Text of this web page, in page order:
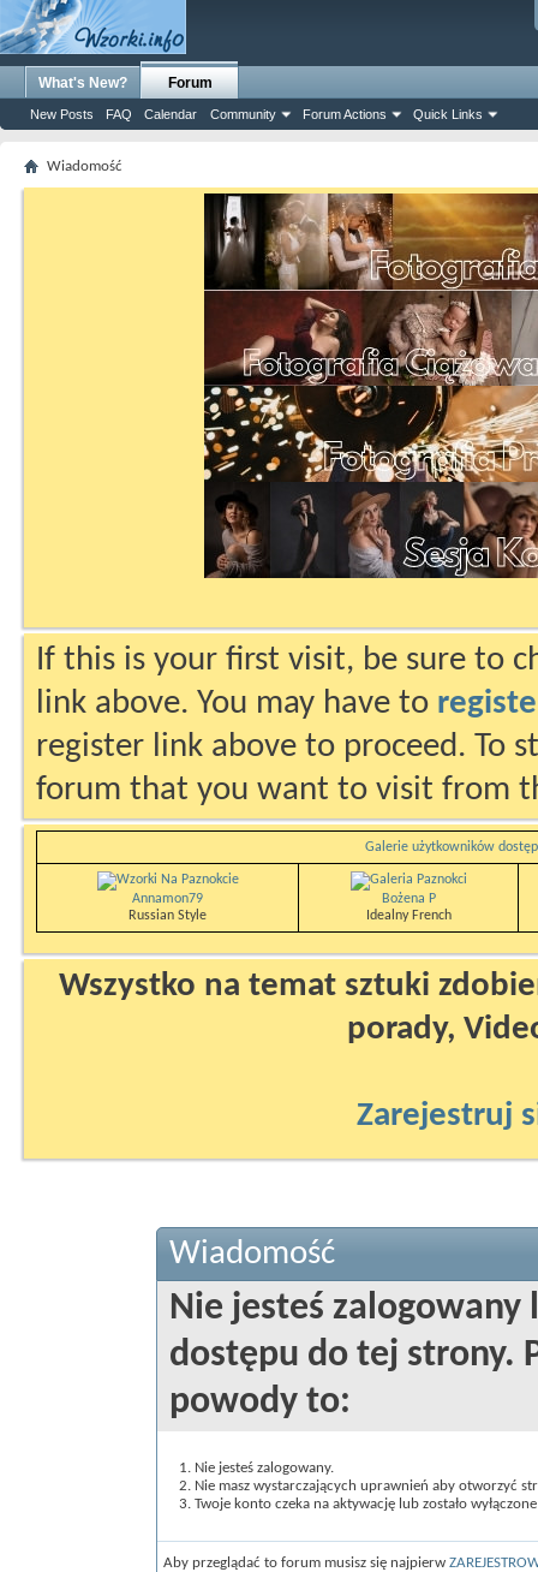
What's New? Forum
New Posts FAQ Calendar Community Forum Actions Quick Links
Wiadomość
If this is your first visit, be sure to
link above. You may have to
register link above to proceed. To
forum that you want to visit from
Galerie użytkowników
Annamon79
Russian Style
Bożena P
Idealny French
Wszystko na temat sztuki
porady,
Zarejestruj
Wiadomość
Nie jesteś zalogowany
dostępu do tej strony.
powody to:
Nie jesteś zalogowany.
Nie masz wystarczających uprawnień aby otworzyć
Twoje konto czeka na aktywację lub zostało
Aby przeglądać to forum musisz się najpierw